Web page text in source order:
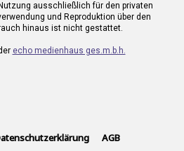
ausschließlich für den privaten
und Reproduktion über den
hinaus ist nicht gestattet.
echo medienhaus ges.m.b.h.
AGB